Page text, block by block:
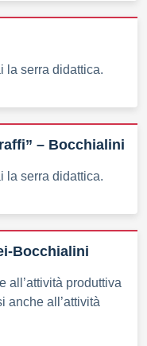
la serra didattica.
– Bocchialini
la serra didattica.
Bocchialini
all’attività produttiva
anche all’attività